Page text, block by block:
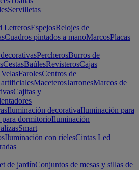
Servilletas
LetrerosEspejosRelojes de
Cuadros pintados a manoMarcosPlacas
PercherosBurros de
CestasBaúlesRevisterosCajas
VelasFarolesCentros de
MaceterosJarronesMarcos de
Cajitas y
Iluminación decorativaIluminación para
dormitorioIluminación
Smart
Iluminación con rielesCintas Led
de jardínConjuntos de mesas y sillas de